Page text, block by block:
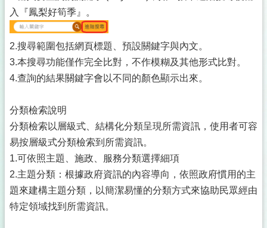
入『鳳梨好筍季』。
2.搜尋範圍包括網頁標題、預設關鍵字與內文。
3.本搜尋功能僅作完全比對，不作模糊及其他形式比對。
4.查詢的結果關鍵字會以不同的顏色顯示出來。
分類檢索說明
分類檢索以層級式、結構化分類呈現所需資訊，使用者可容
易按層級式分類檢索到所需資訊。
1.可依照主題、施政、服務分類選擇細項
2.主題分類：根據政府資訊的內容導向，依照政府慣用的主
題來建構主題分類，以簡潔易懂的分類方式來協助民眾經由
特定領域找到所需資訊。